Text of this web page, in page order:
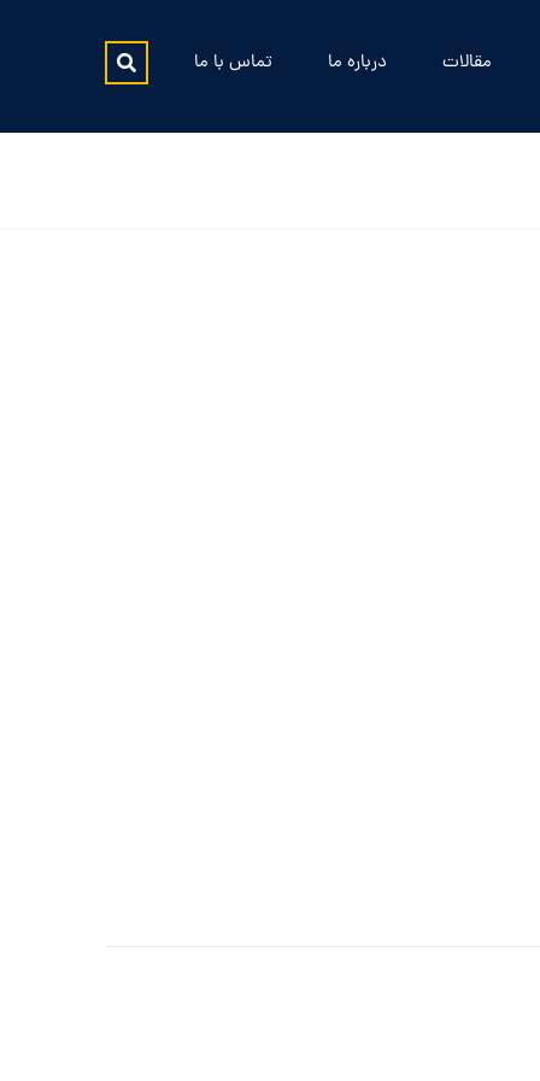
مقالات درباره ما تماس با ما